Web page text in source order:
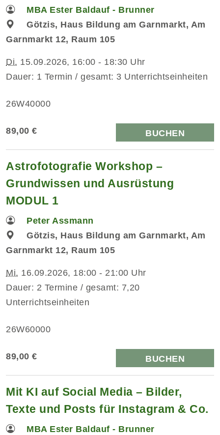
MBA Ester Baldauf - Brunner
Götzis, Haus Bildung am Garnmarkt, Am
Garnmarkt 12, Raum 105
Di. 15.09.2026, 16:00 - 18:30 Uhr
Dauer: 1 Termin / gesamt: 3 Unterrichtseinheiten
26W40000
89,00 € BUCHEN
Astrofotografie Workshop –
Grundwissen und Ausrüstung
MODUL 1
Peter Assmann
Götzis, Haus Bildung am Garnmarkt, Am
Garnmarkt 12, Raum 105
Mi. 16.09.2026, 18:00 - 21:00 Uhr
Dauer: 2 Termine / gesamt: 7,20
Unterrichtseinheiten
26W60000
89,00 € BUCHEN
Mit KI auf Social Media – Bilder,
Texte und Posts für Instagram & Co.
MBA Ester Baldauf - Brunner